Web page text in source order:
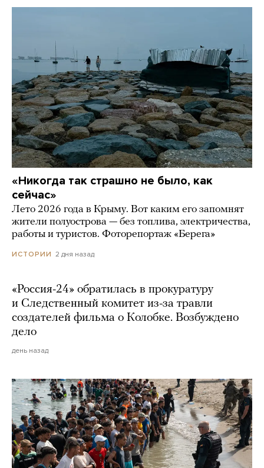
«Никогда так страшно не было, как
сейчас»
Лето 2026 года в Крыму. Вот каким его запомнят
жители полуострова — без топлива, электричества,
работы и туристов. Фоторепортаж «Берега»
ИСТОРИИ 2 дня назад
«Россия-24» обратилась в прокуратуру
и Следственный комитет из-за травли
создателей фильма о Колобке. Возбуждено
дело
день назад